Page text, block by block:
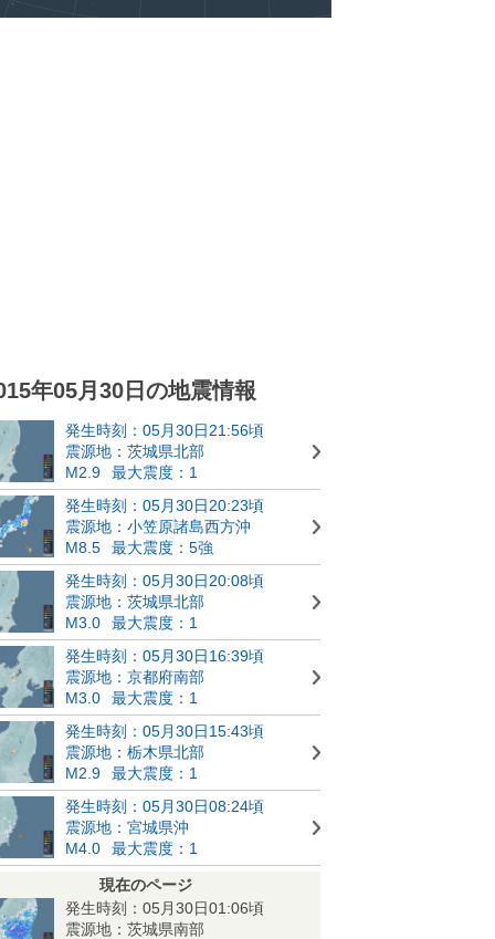
年05月30日の地震情報
発生時刻：05月30日21:56頃
震源地：茨城県北部
M2.9
最大震度：1
発生時刻：05月30日20:23頃
震源地：小笠原諸島西方沖
M8.5
最大震度：5強
発生時刻：05月30日20:08頃
震源地：茨城県北部
M3.0
最大震度：1
発生時刻：05月30日16:39頃
震源地：京都府南部
M3.0
最大震度：1
発生時刻：05月30日15:43頃
震源地：栃木県北部
M2.9
最大震度：1
発生時刻：05月30日08:24頃
震源地：宮城県沖
M4.0
最大震度：1
現在のページ
発生時刻：05月30日01:06頃
震源地：茨城県南部